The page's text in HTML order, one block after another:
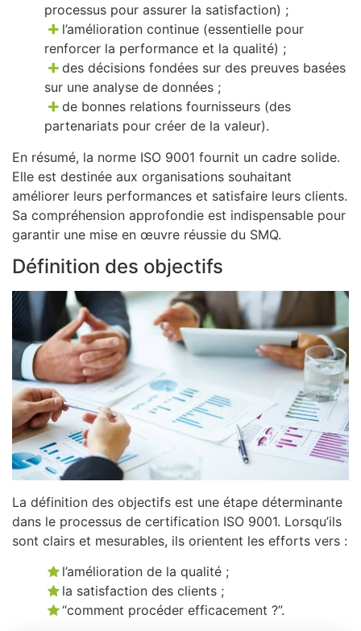
processus pour assurer la satisfaction) ;
l’amélioration continue (essentielle pour
renforcer la performance et la qualité) ;
des décisions fondées sur des preuves basées
sur une analyse de données ;
de bonnes relations fournisseurs (des
partenariats pour créer de la valeur).
En résumé, la norme ISO 9001 fournit un cadre solide.
Elle est destinée aux organisations souhaitant
améliorer leurs performances et satisfaire leurs clients.
Sa compréhension approfondie est indispensable pour
garantir une mise en œuvre réussie du SMQ.
Définition des objectifs
La définition des objectifs est une étape déterminante
dans le processus de certification ISO 9001. Lorsqu’ils
sont clairs et mesurables, ils orientent les efforts vers :
l’amélioration de la qualité ;
la satisfaction des clients ;
“comment procéder efficacement ?”.